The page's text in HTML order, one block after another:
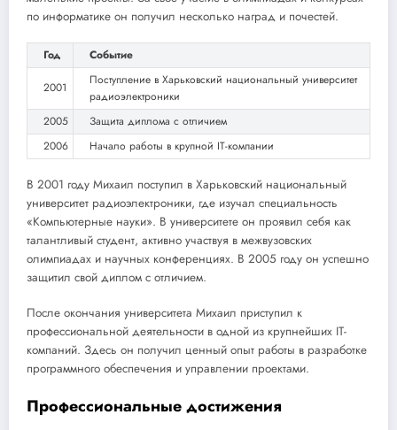
по информатике он получил несколько наград и почестей.
Год Событие
2001
Поступление в Харьковский национальный университет
радиоэлектроники
2005
Защита диплома с отличием
2006
Начало работы в крупной IT-компании
В 2001 году Михаил поступил в Харьковский национальный
университет радиоэлектроники, где изучал специальность
«Компьютерные науки». В университете он проявил себя как
талантливый студент, активно участвуя в межвузовских
олимпиадах и научных конференциях. В 2005 году он успешно
защитил свой диплом с отличием.
После окончания университета Михаил приступил к
профессиональной деятельности в одной из крупнейших IT-
компаний. Здесь он получил ценный опыт работы в разработке
программного обеспечения и управлении проектами.
Профессиональные достижения